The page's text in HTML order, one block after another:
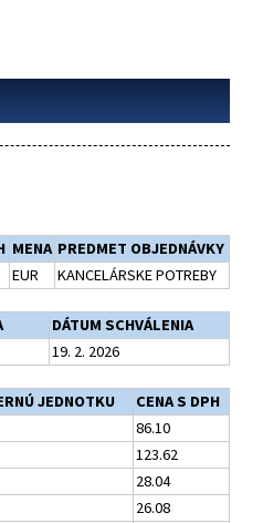
MENA PREDMET OBJEDNÁVKY
EUR KANCELÁRSKE POTREBY
DÁTUM SCHVÁLENIA
19. 2. 2026
JEDNOTKU
CENA S DPH
86.10
123.62
28.04
26.08